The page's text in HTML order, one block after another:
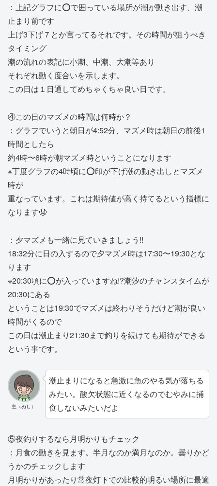
：上記グラフに⭕️で囲っている場所が潮が動き出す、潮
止まり前です
上げ3下げ７とか言ってるそれです。その時間が狙うべき
タイミング
潮の流れの表記に小潮、中潮、大潮等あり
それぞれ動く度合いを示します。
この日は１日通してめちゃくちゃ良い日です。
④この日のマズメの時間は何時か？
：グラフでいうと朝日が4:52分、マズメ時は朝日の前後1
時間としたら
約4時〜6時が朝マズメ時ということになります
※丁度グラフの4時頃に⭕️印が下げ潮の動き出しとマズメ
時が
重なっています。これは期待値が高く持てるという指標に
なります🤤
：夕マズメも一緒に見ていきましょう!!
18:32分に日の入するので夕マズメ時は17:30〜19:30とな
ります
※20:30頃に⭕️が入っていますね!?潮汐のチャンスタイムが
20:30にある
ということは19:30でマズメは終わりそうだけど潮が良い
時間がくるので
この日は潮止まり21:30まで釣りを続けても期待ができる
という事です。
主（ぬし）
潮止まりになると急激に魚のやる気が落ちる
みたい。酸欠状態に近くなるのでむやみに捕
食しないみたいだよ
⑤夜釣りするなら月明かりもチェック
：月食の動きを見ます。半月なのか満月なのか。曇りかど
うかのチェックします
月明かりがあったり常夜灯下での比較的明るい場所に最適